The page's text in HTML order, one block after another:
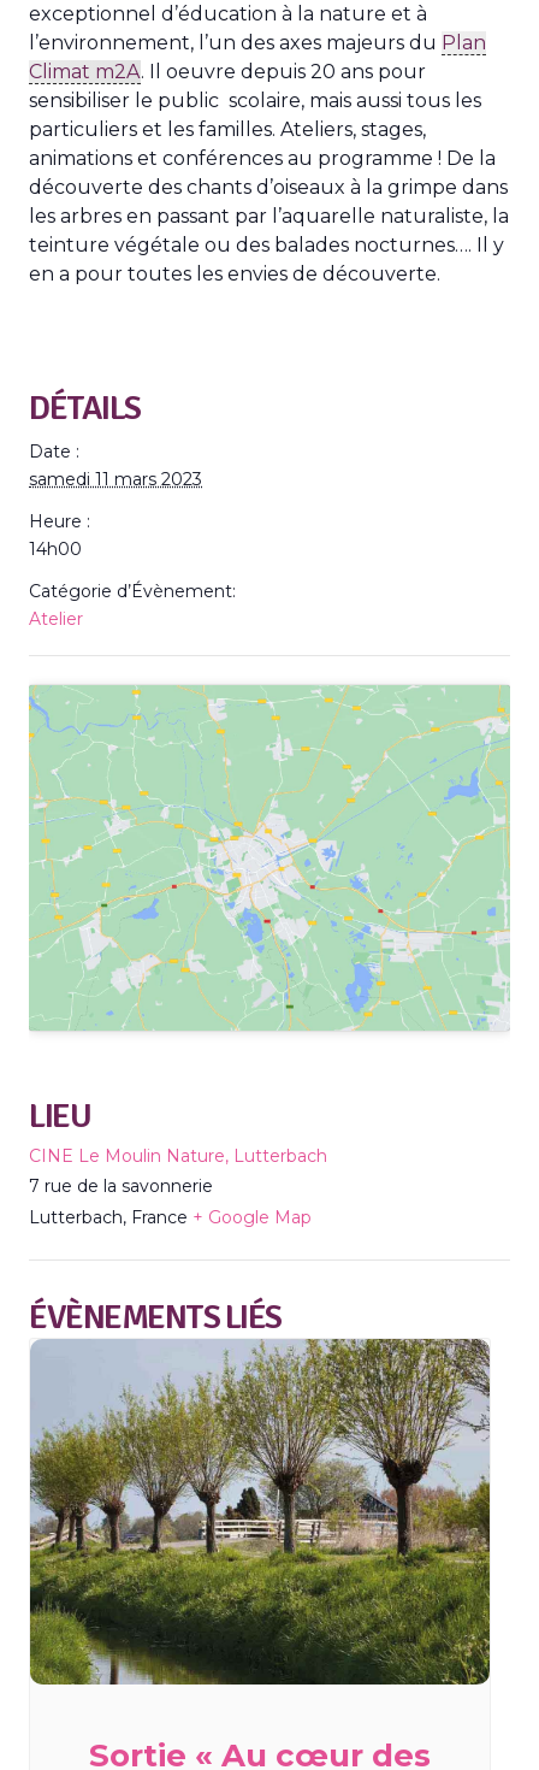
exceptionnel d’éducation à la nature et à
l’environnement, l’un des axes majeurs du Plan
Climat m2A. Il oeuvre depuis 20 ans pour
sensibiliser le public scolaire, mais aussi tous les
particuliers et les familles. Ateliers, stages,
animations et conférences au programme ! De la
découverte des chants d’oiseaux à la grimpe dans
les arbres en passant par l’aquarelle naturaliste, la
teinture végétale ou des balades nocturnes…. Il y
en a pour toutes les envies de découverte.
DÉTAILS
Date :
samedi 11 mars 2023
Heure :
14h00
Catégorie d’Évènement:
Atelier
LIEU
CINE Le Moulin Nature, Lutterbach
7 rue de la savonnerie
Lutterbach, France + Google Map
ÉVÈNEMENTS LIÉS
Sortie « Au cœur des